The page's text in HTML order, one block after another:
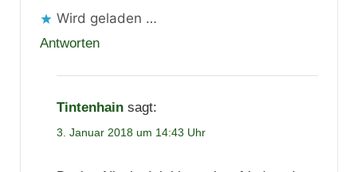
Wird geladen …
Antworten
Tintenhain sagt:
3. Januar 2018 um 14:43 Uhr